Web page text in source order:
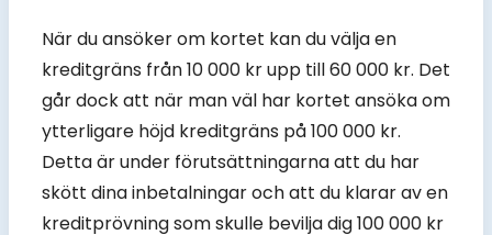
När du ansöker om kortet kan du välja en
kreditgräns från 10 000 kr upp till 60 000 kr. Det
går dock att när man väl har kortet ansöka om
ytterligare höjd kreditgräns på 100 000 kr.
Detta är under förutsättningarna att du har
skött dina inbetalningar och att du klarar av en
kreditprövning som skulle bevilja dig 100 000 kr